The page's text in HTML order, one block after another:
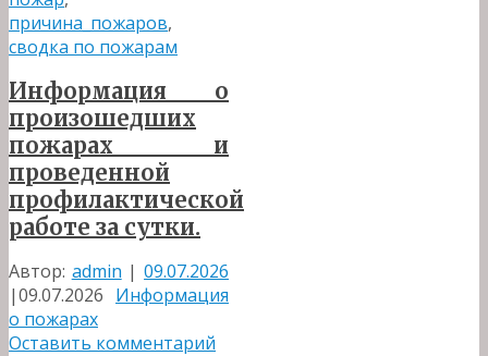
причина_пожаров,
сводка по пожарам
Информация о
произошедших
пожарах и
проведенной
профилактической
работе за сутки.
Автор: admin | 09.07.2026
|09.07.2026 Информация
о пожарах
Оставить комментарий